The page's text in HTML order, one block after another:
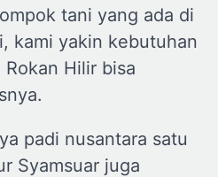
tani yang ada di
kami yakin kebutuhan
Hilir bisa
padi nusantara satu
Syamsuar juga